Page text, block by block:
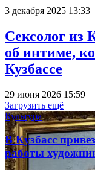
3 декабря 2025 13:33
Сексолог из
об интиме,
Кузбассе
29 июня 2026 15:59
Загрузить ещё
Культура
В Кузбасс
работы